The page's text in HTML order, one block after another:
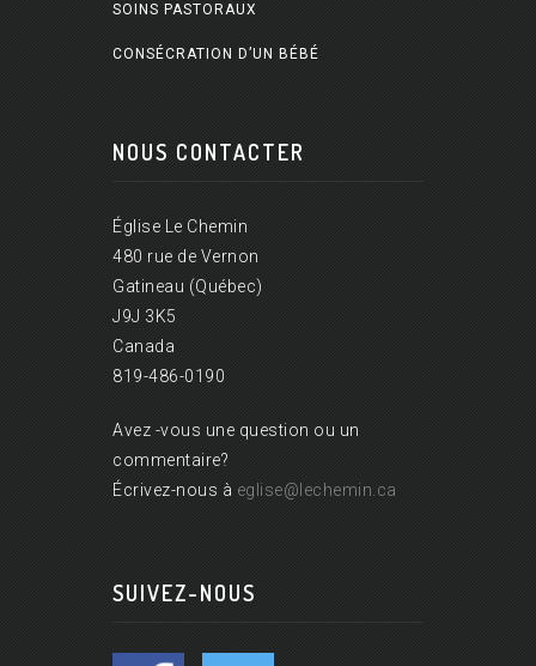
SOINS PASTORAUX
CONSÉCRATION D’UN BÉBÉ
NOUS CONTACTER
Église Le Chemin
480 rue de Vernon
Gatineau (Québec)
J9J 3K5
Canada
819-486-0190
Avez -vous une question ou un
commentaire?
Écrivez-nous à eglise@lechemin.ca
SUIVEZ-NOUS